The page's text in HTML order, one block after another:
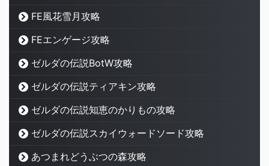
FE風花雪月攻略
FEエンゲージ攻略
ゼルダの伝説BotW攻略
ゼルダの伝説ティアキン攻略
ゼルダの伝説知恵のかりもの攻略
ゼルダの伝説スカイウォードソード攻略
あつまれどうぶつの森攻略